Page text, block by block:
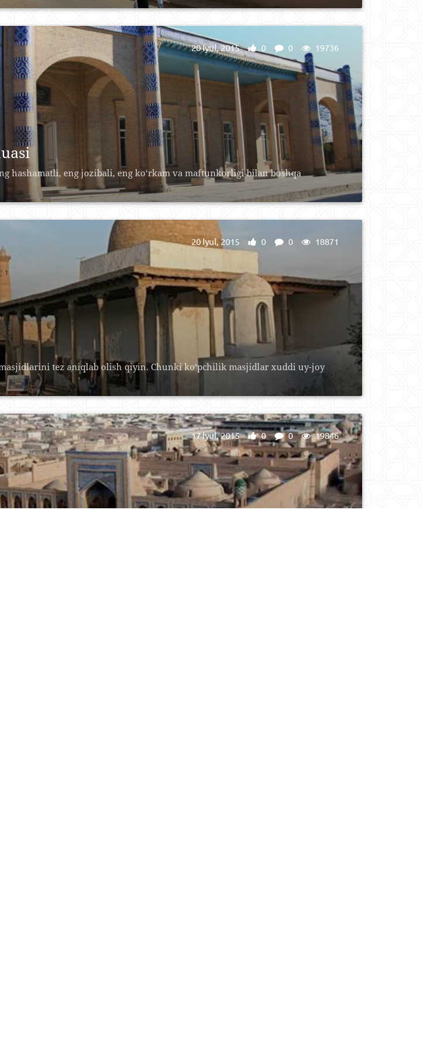
hashamatli, eng jozibali, eng ko‘rkam va maftunkorligi bilan boshqa
20 Iyul, 2015 0 0 19736
tez aniqlab olish qiyin. Chunki ko‘pchilik masjidlar xuddi uy-joy
20 Iyul, 2015 0 0 18871
17 Iyul, 2015 0 0 19846